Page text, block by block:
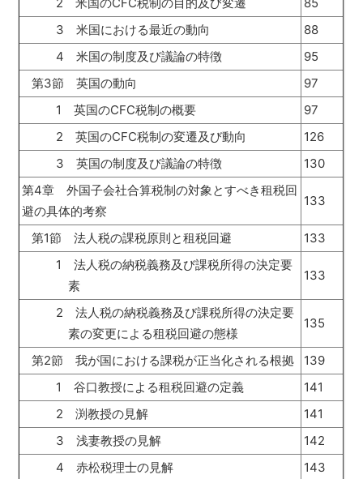
3 米国における最近の動向
88
4 米国の制度及び議論の特徴
95
第3節 英国の動向
97
1 英国のCFC税制の概要
97
2 英国のCFC税制の変遷及び動向
126
3 英国の制度及び議論の特徴
130
第4章 外国子会社合算税制の対象とすべき租税回
避の具体的考察
133
第1節 法人税の課税原則と租税回避
133
1 法人税の納税義務及び課税所得の決定要
素
133
2 法人税の納税義務及び課税所得の決定要
素の変更による租税回避の態様
135
第2節 我が国における課税が正当化される根拠
139
1 谷口教授による租税回避の定義
141
2 渕教授の見解
141
3 浅妻教授の見解
142
4 赤松税理士の見解
143